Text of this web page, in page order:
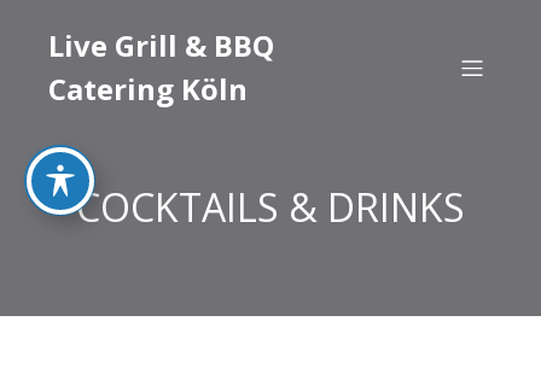
Live Grill & BBQ
Catering Köln
COCKTAILS & DRINKS